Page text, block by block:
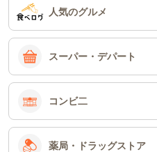
人気のグルメ
スーパー・デパート
コンビ二
薬局・ドラッグストア